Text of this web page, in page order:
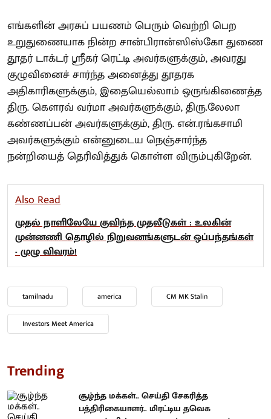
எங்களின் அரசுப் பயணம் பெரும் வெற்றி பெற
உறுதுணையாக நின்ற சான்பிரான்ஸிஸ்கோ துணை
தூதர் டாக்டர் ஶ்ரீகர் ரெட்டி அவர்களுக்கும், அவரது
குழுவினைச் சார்ந்த அனைத்து தூதரக
அதிகாரிகளுக்கும், இதையெல்லாம் ஒருங்கிணைத்த
திரு. கௌரவ் வர்மா அவர்களுக்கும், திரு.லேலா
கண்ணப்பன் அவர்களுக்கும், திரு. என்.ரங்கசாமி
அவர்களுக்கும் என்னுடைய நெஞ்சார்ந்த
நன்றியைத் தெரிவித்துக் கொள்ள விரும்புகிறேன்.
Also Read
முதல் நாளிலேயே குவிந்த முதலீடுகள் : உலகின்
முன்னணி தொழில் நிறுவனங்களுடன் ஒப்பந்தங்கள்
- முழு விவரம்!
tamilnadu america CM MK Stalin
Investors Meet America
Trending
சூழ்ந்த மக்கள்.. செய்தி சேகரித்த
பத்திரிகையாளர்.. மிரட்டிய தவெக